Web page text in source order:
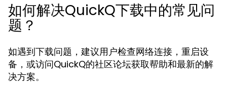
如何解决QuickQ下载中的常见问
题？
如遇到下载问题，建议用户检查网络连接，重启设
备，或访问QuickQ的社区论坛获取帮助和最新的解
决方案。